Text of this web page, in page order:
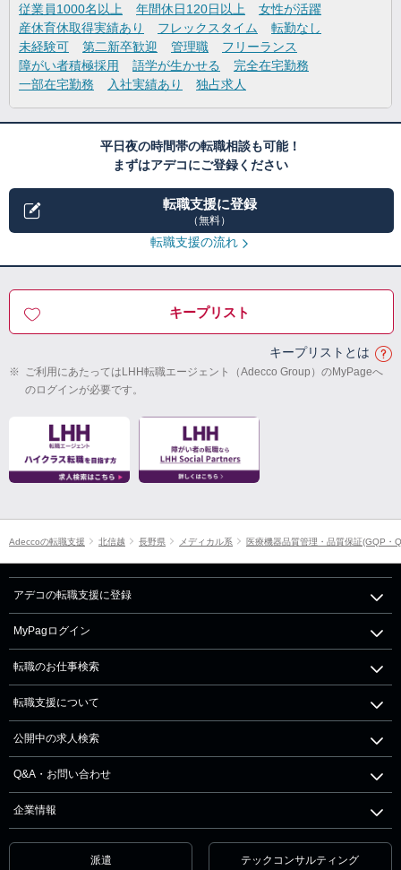
従業員1000名以上
年間休日120日以上
女性が活躍
産休育休取得実績あり
フレックスタイム
転勤なし
未経験可
第二新卒歓迎 管理職
フリーランス
障がい者積極採用
語学が生かせる
完全在宅勤務
一部在宅勤務
入社実績あり 独占求人
平日夜の時間帯の転職相談も可能！
まずはアデコにご登録ください
転職支援に登録
（無料）
転職支援の流れ
キープリスト
キープリストとは
※ ご利用にあたってはLHH転職エージェント（Adecco Group）のMyPageへ
のログインが必要です。
Adeccoの転職支援 北信越 長野県 メディカル系 医療機器品質管理・品質保証(GQP・
アデコの転職支援に登録
MyPagログイン
転職のお仕事検索
転職支援について
公開中の求人検索
Q&A・お問い合わせ
企業情報
派遣 テックコンサルティング